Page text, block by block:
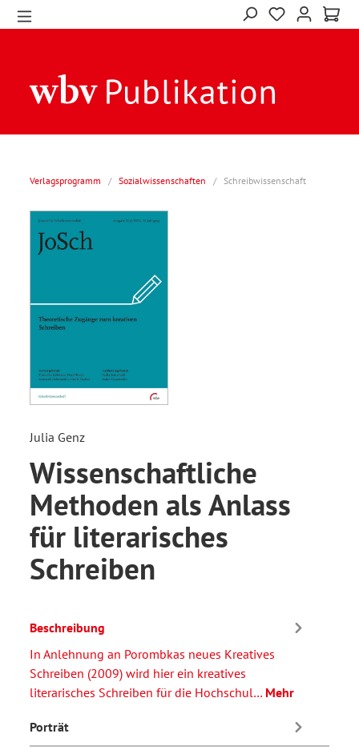
Verlagsprogramm / Sozialwissenschaften / Schreibwissenschaft
Julia Genz
Wissenschaftliche
Methoden als Anlass
für literarisches
Schreiben
Beschreibung
In Anlehnung an Porombkas neues Kreatives
Schreiben (2009) wird hier ein kreatives
literarisches Schreiben für die Hochschul… Mehr
Porträt